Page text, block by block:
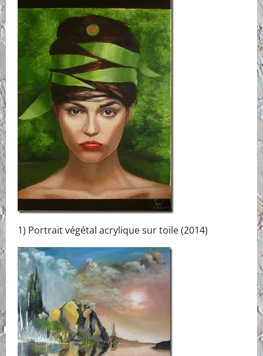
1) Portrait végétal acrylique sur toile (2014)